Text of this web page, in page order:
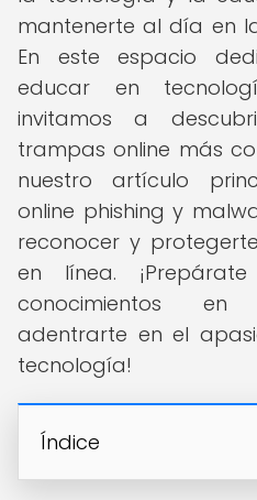
mantenerte al día en
En este espacio
educar en
invitamos a
trampas online más
nuestro artículo
online phishing y
reconocer y
en línea.
conocimientos
adentrarte en el
tecnología!
Índice